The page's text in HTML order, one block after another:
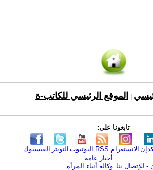
الموقع الرئيسي للكاتب-ة
تابعونا على:
الفيسبوك التويتر اليوتيوب RSS الانستغرام
- للإتصال بنا
أخبار عامة
وكالة أنباء المرأة